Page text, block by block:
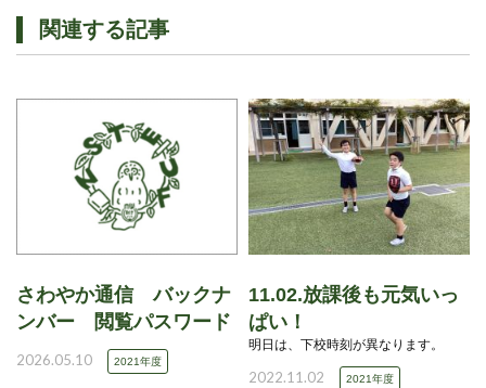
関連する記事
さわやか通信 バックナ
ンバー 閲覧パスワード
2026.05.10 2021年度
11.02.放課後も元気いっ
ぱい！
明日は、下校時刻が異なります。
2022.11.02 2021年度